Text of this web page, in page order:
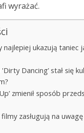
wyrażać.
najlepiej ukazują taniec
Dancing’ stał się
zmienił sposób
filmy zasługują na